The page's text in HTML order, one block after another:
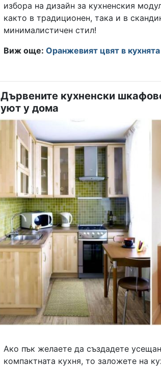
избора на дизайн за кухненския
както в традиционен, така и в
минималистичен стил!
Виж още: Оранжевият цвят в кухнята
Дървените кухненски
уют у дома
Ако пък желаете да създадете
компактната кухня, то заложете на